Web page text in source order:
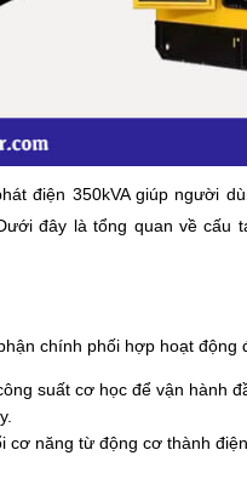
điện 350kVA giúp người
đây là tổng quan về cấu
chính phối hợp hoạt
suất cơ học để vận hành
cơ năng từ động cơ thành